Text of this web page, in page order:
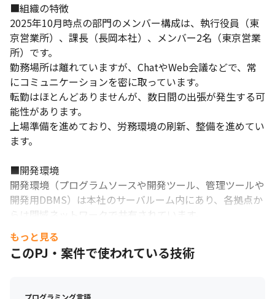
■組織の特徴
2025年10月時点の部門のメンバー構成は、執行役員（東
京営業所）、課長（長岡本社）、メンバー2名（東京営業
所）です。
勤務場所は離れていますが、ChatやWeb会議などで、常
にコミュニケーションを密に取っています。
転勤はほとんどありませんが、数日間の出張が発生する可
能性があります。
上場準備を進めており、労務環境の刷新、整備を進めてい
ます。
■開発環境
開発環境（プログラムソースや開発ツール、管理ツールや
開発用DBMS）は本社のサーバルーム内にあり、各拠点か
らは閉域ネットワークで共有されています。
もっと見る
このPJ・案件で使われている技術
プログラミング言語